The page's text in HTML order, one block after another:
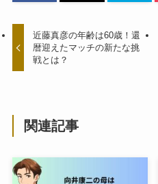
近藤真彦の年齢は60歳！還
暦迎えたマッチの新たな挑
戦とは？
関連記事